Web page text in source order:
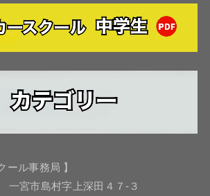
ール事務局 】
一宮市島村字上深田４７-３